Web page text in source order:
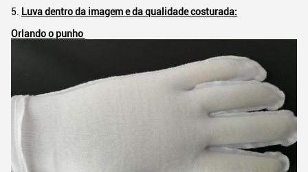
5. Luva dentro da imagem e da qualidade costurada:
Orlando o punho